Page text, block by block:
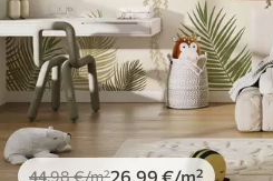
44.98€/m²26 .99 €/m²